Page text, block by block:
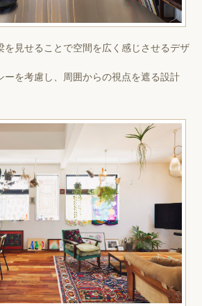
を見せることで空間を広く感じさせるデザ
ーを考慮し、周囲からの視点を遮る設計